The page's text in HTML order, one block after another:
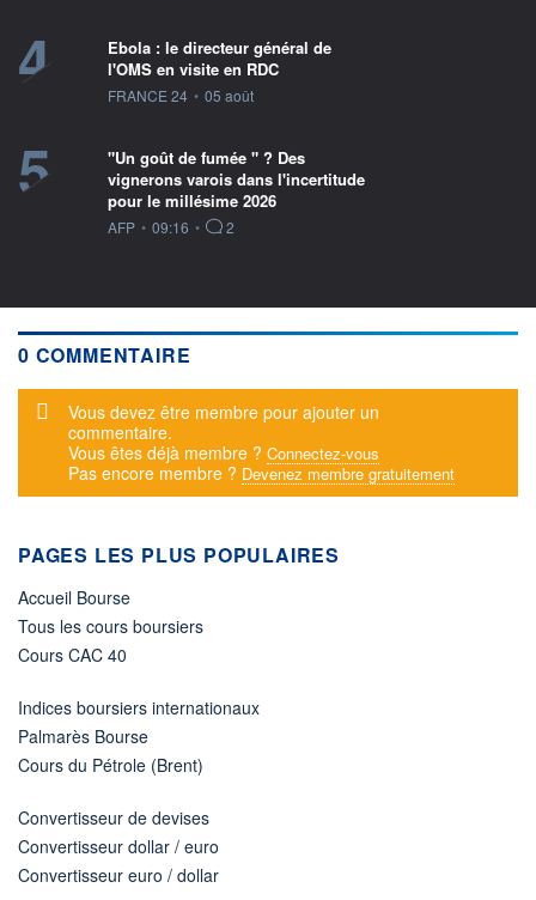
4
Ebola : le directeur général de
l'OMS en visite en RDC
information fournie par
FRANCE 24 • 05 août
5
"Un goût de fumée " ? Des
vignerons varois dans l'incertitude
pour le millésime 2026
information fournie par
AFP • 09:16 • 2
0 COMMENTAIRE
Message d'alerte
Vous devez être membre pour ajouter un
commentaire.
Vous êtes déjà membre ? Connectez-vous
Pas encore membre ? Devenez membre gratuitement
PAGES LES PLUS POPULAIRES
Accueil Bourse
Tous les cours boursiers
Cours CAC 40
Indices boursiers internationaux
Palmarès Bourse
Cours du Pétrole (Brent)
Convertisseur de devises
Convertisseur dollar / euro
Convertisseur euro / dollar